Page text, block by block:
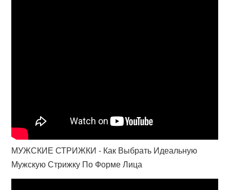
МУЖСКИЕ СТРИЖКИ - Как Выбрать Идеальную
Мужскую Стрижку По Форме Лица